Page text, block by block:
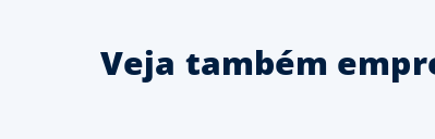
Veja também